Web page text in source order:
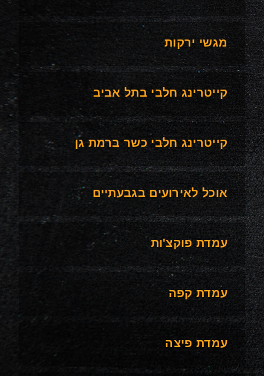
מגשי ירקות
קייטרינג חלבי בתל אביב
קייטרינג חלבי כשר ברמת גן
אוכל לאירועים בגבעתיים
עמדת פוקצ'ות
עמדת קפה
עמדת פיצה